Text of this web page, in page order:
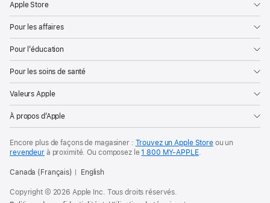
Apple Store
Pour les affaires
Pour l’éducation
Pour les soins de santé
Valeurs Apple
À propos d’Apple
Encore plus de façons de magasiner : Trouvez un Apple Storeou un
revendeurà proximité. Ou composez le1 800 MY‑APPLE.
Canada (Français) English
Copyright © 2026 Apple Inc. Tous droits réservés.